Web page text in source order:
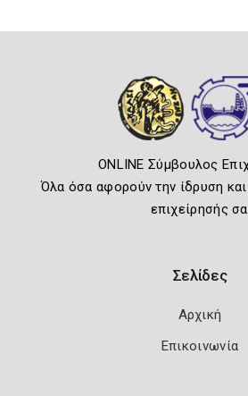
ONLINE Σύμβουλος
Όλα όσα αφορούν την ίδρυση και
επιχείρησής
Σελίδες
Αρχική
Επικοινωνία